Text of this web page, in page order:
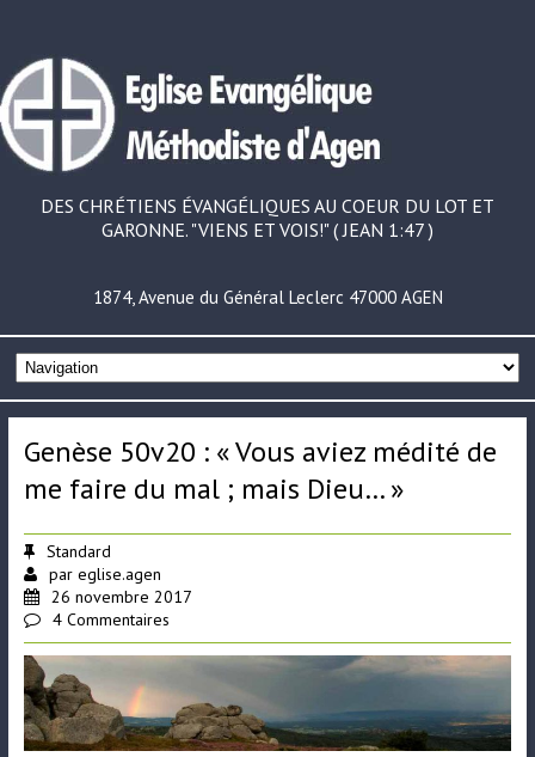
DES CHRÉTIENS ÉVANGÉLIQUES AU COEUR DU LOT ET
GARONNE. "VIENS ET VOIS!" ( JEAN 1:47 )
1874, Avenue du Général Leclerc 47000 AGEN
Genèse 50v20 : « Vous aviez médité de
me faire du mal ; mais Dieu… »
Standard
par eglise.agen
26 novembre 2017
4 Commentaires